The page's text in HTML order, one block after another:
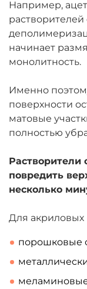
Например,
начинает
монолитность.
Именно
поверхности
матовые
полностью
Растворители
повредить
несколько
Для
порошковые